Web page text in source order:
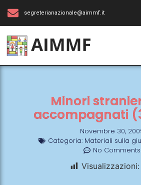
segreterianazionale@aimmf.it
Minori
accompagnati
Novembre 30,
Categoria: Materiali sulla
No Comments
Visualizzazioni: